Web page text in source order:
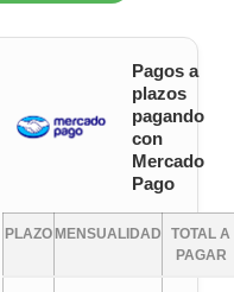
Pagos a
plazos
pagando
con
Mercado
Pago
PLAZO MENSUALIDAD
TOTAL A
PAGAR